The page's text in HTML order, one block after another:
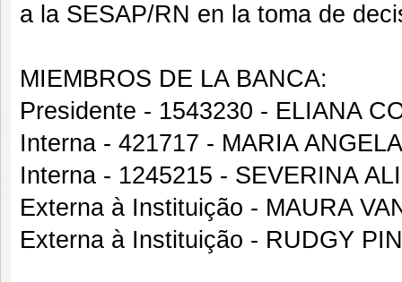
a la SESAP/RN en la toma de
MIEMBROS DE LA BANCA:
Presidente - 1543230 - ELIANA
Interna - 421717 - MARIA
Interna - 1245215 - SEVERINA
Externa à Instituição - MAURA
Externa à Instituição - RUDGY